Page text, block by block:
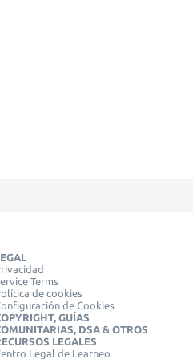
Terms
de cookies
de Cookies
GUÍAS
DSA & OTROS
LEGALES
Legal de Learneo